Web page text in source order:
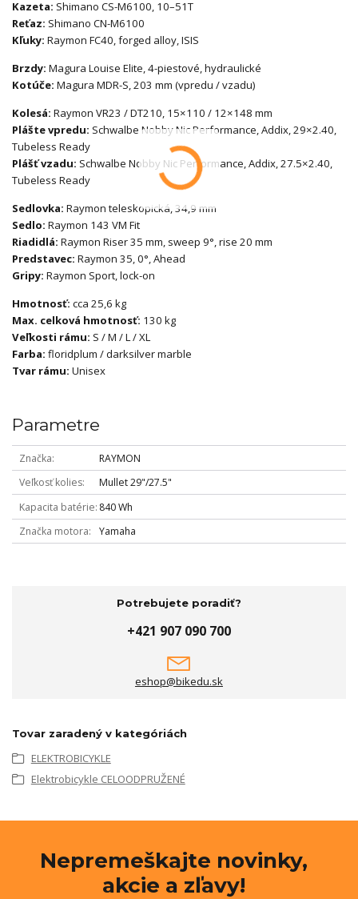
Kazeta: Shimano CS-M6100, 10–51T
Reťaz: Shimano CN-M6100
Kľuky: Raymon FC40, forged alloy, ISIS
Brzdy: Magura Louise Elite, 4-piestové, hydraulické
Kotúče: Magura MDR-S, 203 mm (vpredu / vzadu)
Kolesá: Raymon VR23 / DT210, 15×110 / 12×148 mm
Plášte vpredu: Schwalbe Nobby Nic Performance, Addix, 29×2.40,
Tubeless Ready
Plášť vzadu: Schwalbe Nobby Nic Performance, Addix, 27.5×2.40,
Tubeless Ready
Sedlovka: Raymon teleskopická, 34,9 mm
Sedlo: Raymon 143 VM Fit
Riadidlá: Raymon Riser 35 mm, sweep 9°, rise 20 mm
Predstavec: Raymon 35, 0°, Ahead
Gripy: Raymon Sport, lock-on
Hmotnosť: cca 25,6 kg
Max. celková hmotnosť: 130 kg
Veľkosti rámu: S / M / L / XL
Farba: floridplum / darksilver marble
Tvar rámu: Unisex
Parametre
Značka
RAYMON
Veľkosť kolies
Mullet 29"/27.5"
Kapacita batérie 840 Wh
Značka motora
Yamaha
Potrebujete poradiť?
+421 907 090 700
eshop@bikedu.sk
Tovar zaradený v kategóriách
ELEKTROBICYKLE
Elektrobicykle CELOODPRUŽENÉ
Nepremeškajte novinky,
akcie a zľavy!